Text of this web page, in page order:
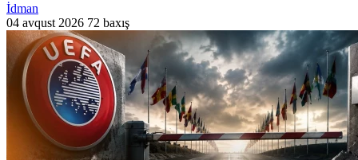
İdman
04 avqust 2026 72 baxış